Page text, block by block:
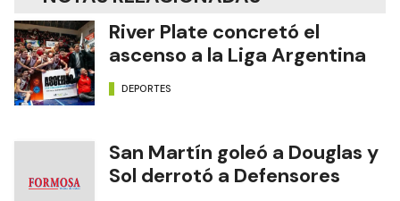
River Plate concretó el
ascenso a la Liga Argentina
DEPORTES
San Martín goleó a Douglas y
Sol derrotó a Defensores